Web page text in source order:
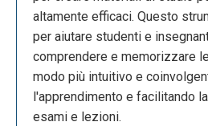
altamente efficaci. Questo
per aiutare studenti e
comprendere e memorizzare
modo più intuitivo e
l'apprendimento e facilitando
esami e lezioni.